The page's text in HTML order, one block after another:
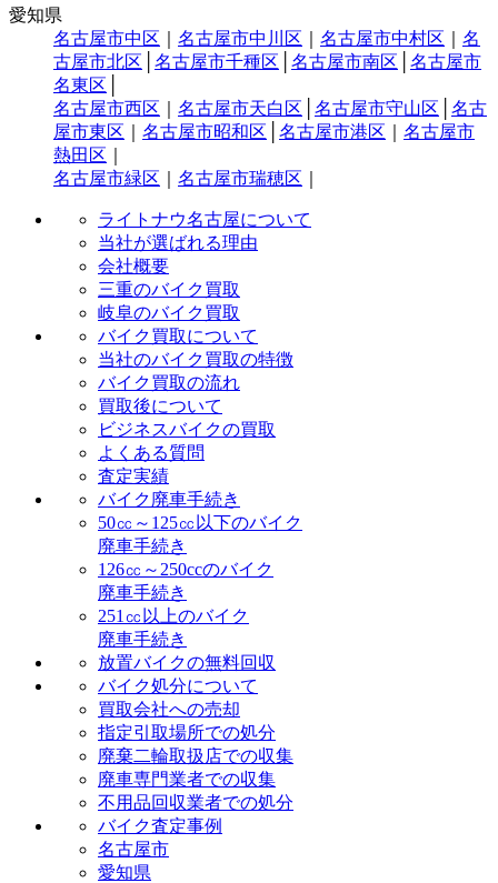
愛知県
名古屋市中区
名古屋市中川区 名古屋市中村区
名
古屋市北区
名古屋市千種区 名古屋市南区
名古屋市
名東区
名古屋市西区
名古屋市天白区 名古屋市守山区
名古
屋市東区
名古屋市昭和区 名古屋市港区
名古屋市
熱田区
名古屋市緑区
名古屋市瑞穂区
ライトナウ名古屋について
当社が選ばれる理由
会社概要
三重のバイク買取
岐阜のバイク買取
バイク買取について
当社のバイク買取の特徴
バイク買取の流れ
買取後について
ビジネスバイクの買取
よくある質問
査定実績
バイク廃車手続き
50㏄～125㏄以下のバイク
廃車手続き
126㏄～250ccのバイク
廃車手続き
251㏄以上のバイク
廃車手続き
放置バイクの無料回収
バイク処分について
買取会社への売却
指定引取場所での処分
廃棄二輪取扱店での収集
廃車専門業者での収集
不用品回収業者での処分
バイク査定事例
名古屋市
愛知県